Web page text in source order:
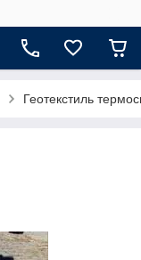
Геотекстиль